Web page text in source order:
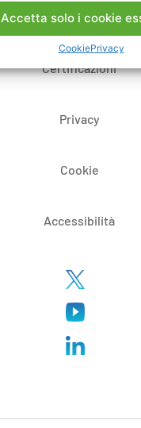
Accetta solo i cookie
CookiePrivacy
Whistleblowing
Certificazioni
Privacy
Cookie
Accessibilità